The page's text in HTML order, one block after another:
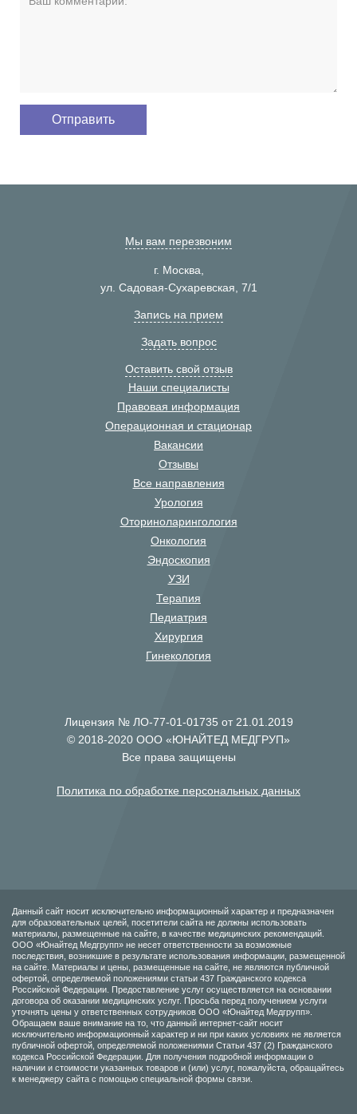
Мы вам перезвоним
г. Москва,
ул. Садовая-Сухаревская, 7/1
Запись на прием
Задать вопрос
Оставить свой отзыв
Наши специалисты
Правовая информация
Операционная и стационар
Вакансии
Отзывы
Все направления
Урология
Оториноларингология
Онкология
Эндоскопия
УЗИ
Терапия
Педиатрия
Хирургия
Гинекология
Лицензия № ЛО-77-01-01735 от 21.01.2019
© 2018-2020 ООО «ЮНАЙТЕД МЕДГРУП»
Все права защищены
Политика по обработке персональных данных
Данный сайт носит исключительно информационный характер и предназначен
для образовательных целей, посетители сайта не должны использовать
материалы, размещенные на сайте, в качестве медицинских рекомендаций.
ООО «Юнайтед Медгрупп» не несет ответственности за возможные
последствия, возникшие в результате использования информации, размещенной
на сайте. Материалы и цены, размещенные на сайте, не являются публичной
офертой, определяемой положениями статьи 437 Гражданского кодекса
Российской Федерации. Предоставление услуг осуществляется на основании
договора об оказании медицинских услуг. Просьба перед получением услуги
уточнять цены у ответственных сотрудников ООО «Юнайтед Медгрупп».
Обращаем ваше внимание на то, что данный интернет-сайт носит
исключительно информационный характер и ни при каких условиях не является
публичной офертой, определяемой положениями Статьи 437 (2) Гражданского
кодекса Российской Федерации. Для получения подробной информации о
наличии и стоимости указанных товаров и (или) услуг, пожалуйста, обращайтесь
к менеджеру сайта с помощью специальной формы связи.